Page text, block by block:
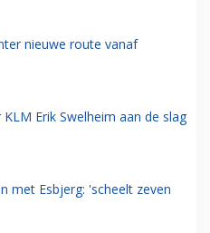
nieuwe route vanaf
Erik Swelheim aan de slag
met Esbjerg: 'scheelt zeven